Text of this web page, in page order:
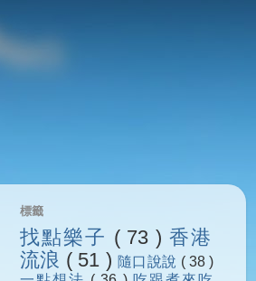
標籤
找點樂子 ( 73 )香港
流浪 ( 51 ) 隨口說說 ( 38 )